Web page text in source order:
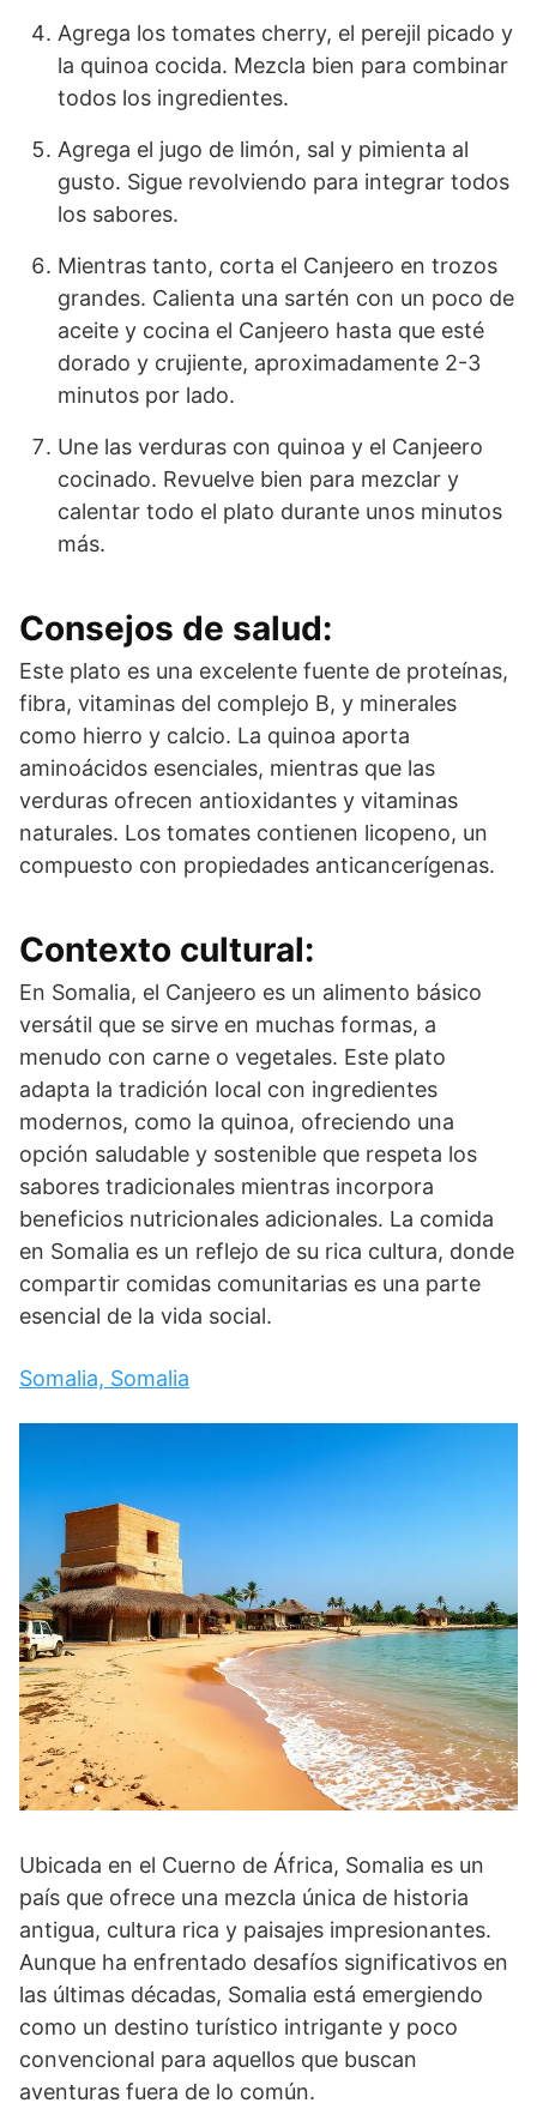
Agrega los tomates cherry, el perejil picado y
la quinoa cocida. Mezcla bien para combinar
todos los ingredientes.
Agrega el jugo de limón, sal y pimienta al
gusto. Sigue revolviendo para integrar todos
los sabores.
Mientras tanto, corta el Canjeero en trozos
grandes. Calienta una sartén con un poco de
aceite y cocina el Canjeero hasta que esté
dorado y crujiente, aproximadamente 2-3
minutos por lado.
Une las verduras con quinoa y el Canjeero
cocinado. Revuelve bien para mezclar y
calentar todo el plato durante unos minutos
más.
Consejos de salud:
Este plato es una excelente fuente de proteínas,
fibra, vitaminas del complejo B, y minerales
como hierro y calcio. La quinoa aporta
aminoácidos esenciales, mientras que las
verduras ofrecen antioxidantes y vitaminas
naturales. Los tomates contienen licopeno, un
compuesto con propiedades anticancerígenas.
Contexto cultural:
En Somalia, el Canjeero es un alimento básico
versátil que se sirve en muchas formas, a
menudo con carne o vegetales. Este plato
adapta la tradición local con ingredientes
modernos, como la quinoa, ofreciendo una
opción saludable y sostenible que respeta los
sabores tradicionales mientras incorpora
beneficios nutricionales adicionales. La comida
en Somalia es un reflejo de su rica cultura, donde
compartir comidas comunitarias es una parte
esencial de la vida social.
Somalia, Somalia
Ubicada en el Cuerno de África, Somalia es un
país que ofrece una mezcla única de historia
antigua, cultura rica y paisajes impresionantes.
Aunque ha enfrentado desafíos significativos en
las últimas décadas, Somalia está emergiendo
como un destino turístico intrigante y poco
convencional para aquellos que buscan
aventuras fuera de lo común.